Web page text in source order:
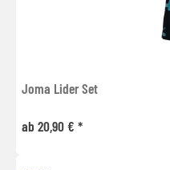
Joma Lider Set
ab 20,90 € *